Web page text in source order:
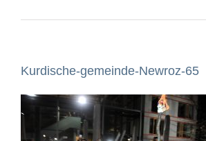
Kurdische-gemeinde-Newroz-65